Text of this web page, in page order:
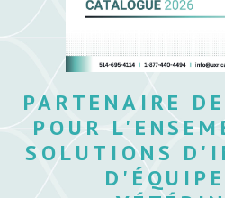
PARTENAIRE
POUR
SOLUTIONS